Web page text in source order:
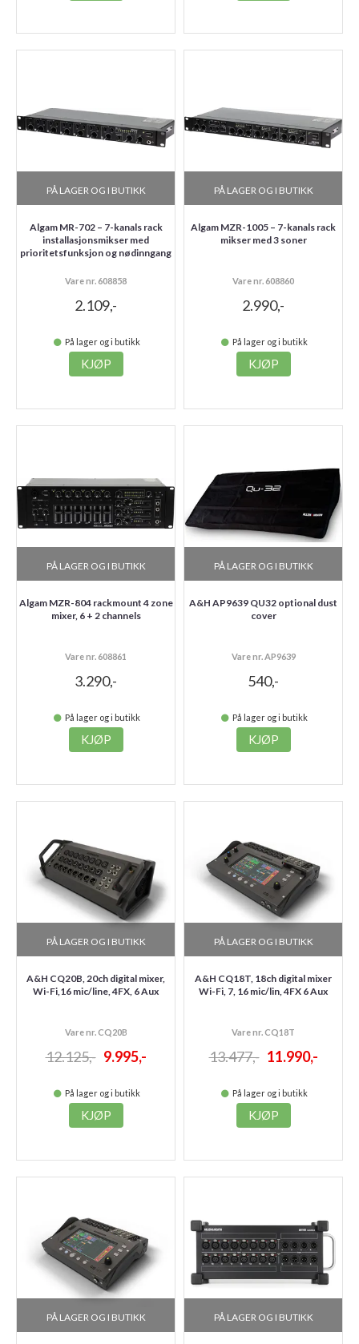
PÅ LAGER OG I BUTIKK
Algam MR-702 – 7-kanals rack
installasjonsmikser med
prioritetsfunksjon og nødinngang
Vare nr. 608858
2.109,-
På lager og i butikk
KJØP
PÅ LAGER OG I BUTIKK
Algam MZR-1005 – 7-kanals rack
mikser med 3 soner
Vare nr. 608860
2.990,-
På lager og i butikk
KJØP
PÅ LAGER OG I BUTIKK
Algam MZR-804 rackmount 4 zone
mixer, 6 + 2 channels
Vare nr. 608861
3.290,-
På lager og i butikk
KJØP
PÅ LAGER OG I BUTIKK
A&H AP9639 QU32 optional dust
cover
Vare nr. AP9639
540,-
På lager og i butikk
KJØP
PÅ LAGER OG I BUTIKK
A&H CQ20B, 20ch digital mixer,
Wi-Fi,16 mic/line, 4FX, 6 Aux
Vare nr. CQ20B
12.125,- 9.995,-
På lager og i butikk
KJØP
PÅ LAGER OG I BUTIKK
A&H CQ18T, 18ch digital mixer
Wi-Fi, 7, 16 mic/lin, 4FX 6 Aux
Vare nr. CQ18T
13.477,- 11.990,-
På lager og i butikk
KJØP
PÅ LAGER OG I BUTIKK PÅ LAGER OG I BUTIKK